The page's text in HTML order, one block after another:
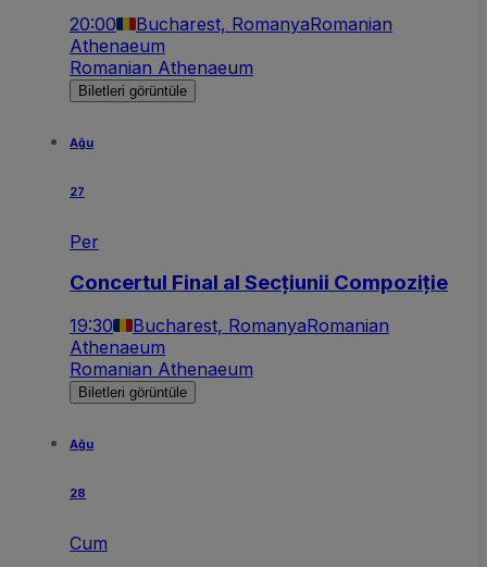
20:00 Bucharest, RomanyaRomanian
Athenaeum
Romanian Athenaeum
Biletleri görüntüle
Ağu
27
Per
Concertul Final al Secțiunii Compoziție
19:30 Bucharest, RomanyaRomanian
Athenaeum
Romanian Athenaeum
Biletleri görüntüle
Ağu
28
Cum